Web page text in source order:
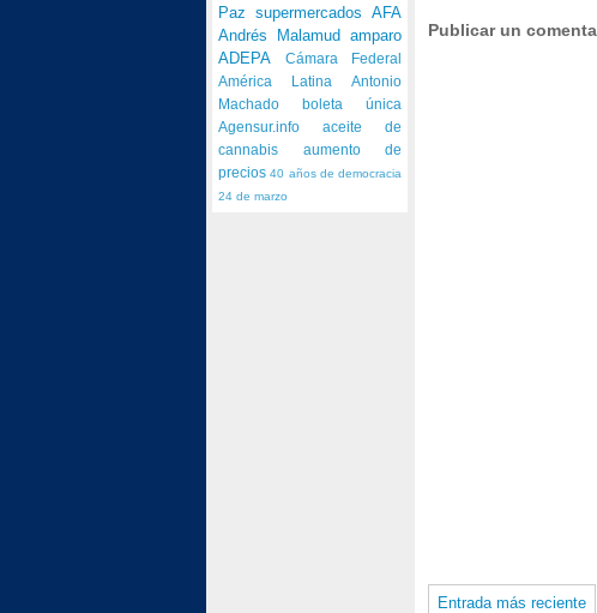
Publicar un
Entrada más reciente
Paz supermercados AFA
Andrés Malamud amparo
ADEPA
Cámara Federal
América Latina Antonio
Machado boleta única
Agensur.info aceite de
cannabis aumento de
precios40 años de democracia
24 de marzo